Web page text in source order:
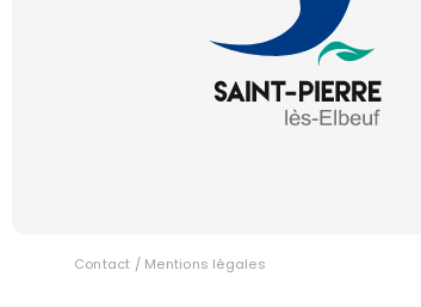
Contact / Mentions légales